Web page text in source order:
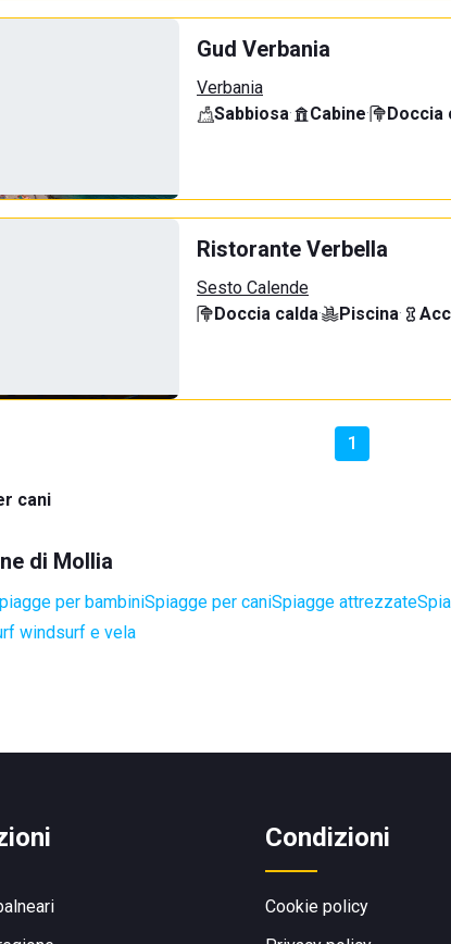
Gud Verbania
Verbania
Sabbiosa· Cabine· Doccia
Ristorante Verbella
Sesto Calende
Doccia calda· Piscina·
1
cani
di Mollia
per bambiniSpiagge per caniSpiagge attrezzate
windsurf e vela
Condizioni
Cookie policy